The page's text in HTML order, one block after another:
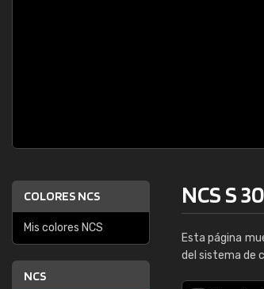
COLORES NCS
Mis colores NCS
NCS
NCS S
Esta página
del sistema de